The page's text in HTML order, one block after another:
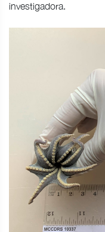
investigadora.